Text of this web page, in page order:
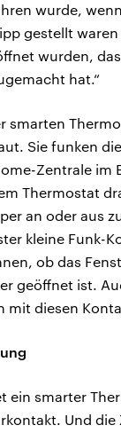
wurde,
gestellt
wurden,
hat.“
smarten
Sie funken
Zentrale im
Thermostat
an oder aus
kleine Funk-
ob das
geöffnet ist.
mit diesen
ein smarter
Und